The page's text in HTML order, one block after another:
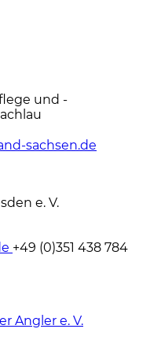
und -
sachsen.de
e. V.
+49 (0)351 438 784
Angler e. V.